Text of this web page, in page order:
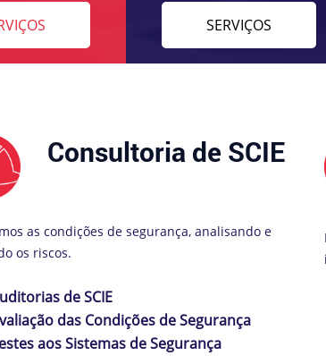
SERVIÇOS
Consultoria de SCIE
as condições de segurança, analisando e
os riscos.
de SCIE
das Condições de Segurança
aos Sistemas de Segurança